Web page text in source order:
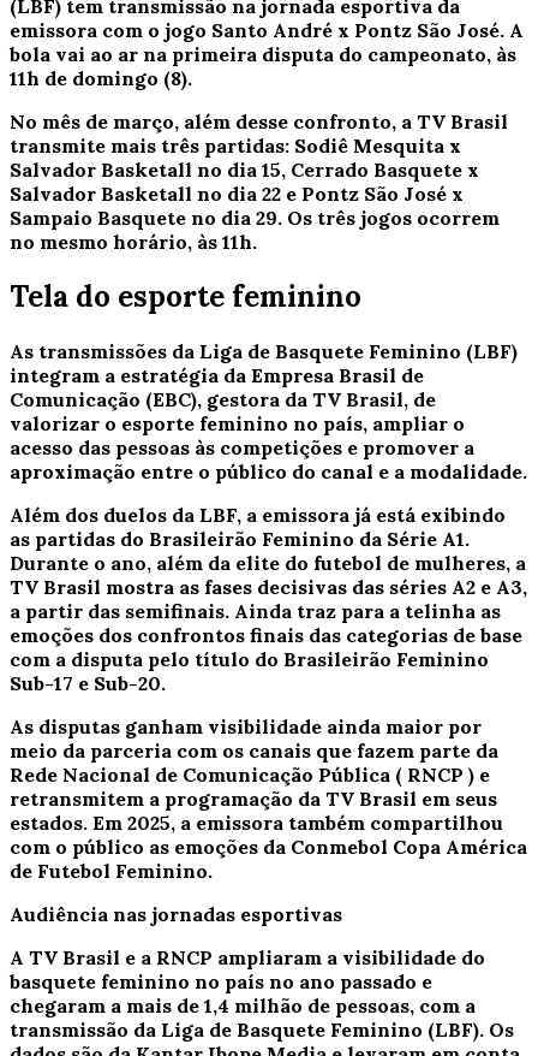
(LBF) tem transmissão na jornada esportiva da
emissora com o jogo Santo André x Pontz São José. A
bola vai ao ar na primeira disputa do campeonato, às
11h de domingo (8).
No mês de março, além desse confronto, a TV Brasil
transmite mais três partidas: Sodiê Mesquita x
Salvador Basketall no dia 15, Cerrado Basquete x
Salvador Basketall no dia 22 e Pontz São José x
Sampaio Basquete no dia 29. Os três jogos ocorrem
no mesmo horário, às 11h.
Tela do esporte feminino
As transmissões da Liga de Basquete Feminino (LBF)
integram a estratégia da Empresa Brasil de
Comunicação (EBC), gestora da TV Brasil, de
valorizar o esporte feminino no país, ampliar o
acesso das pessoas às competições e promover a
aproximação entre o público do canal e a modalidade.
Além dos duelos da LBF, a emissora já está exibindo
as partidas do Brasileirão Feminino da Série A1.
Durante o ano, além da elite do futebol de mulheres, a
TV Brasil mostra as fases decisivas das séries A2 e A3,
a partir das semifinais. Ainda traz para a telinha as
emoções dos confrontos finais das categorias de base
com a disputa pelo título do Brasileirão Feminino
Sub-17 e Sub-20.
As disputas ganham visibilidade ainda maior por
meio da parceria com os canais que fazem parte da
Rede Nacional de Comunicação Pública ( RNCP ) e
retransmitem a programação da TV Brasil em seus
estados. Em 2025, a emissora também compartilhou
com o público as emoções da Conmebol Copa América
de Futebol Feminino.
Audiência nas jornadas esportivas
A TV Brasil e a RNCP ampliaram a visibilidade do
basquete feminino no país no ano passado e
chegaram a mais de 1,4 milhão de pessoas, com a
transmissão da Liga de Basquete Feminino (LBF). Os